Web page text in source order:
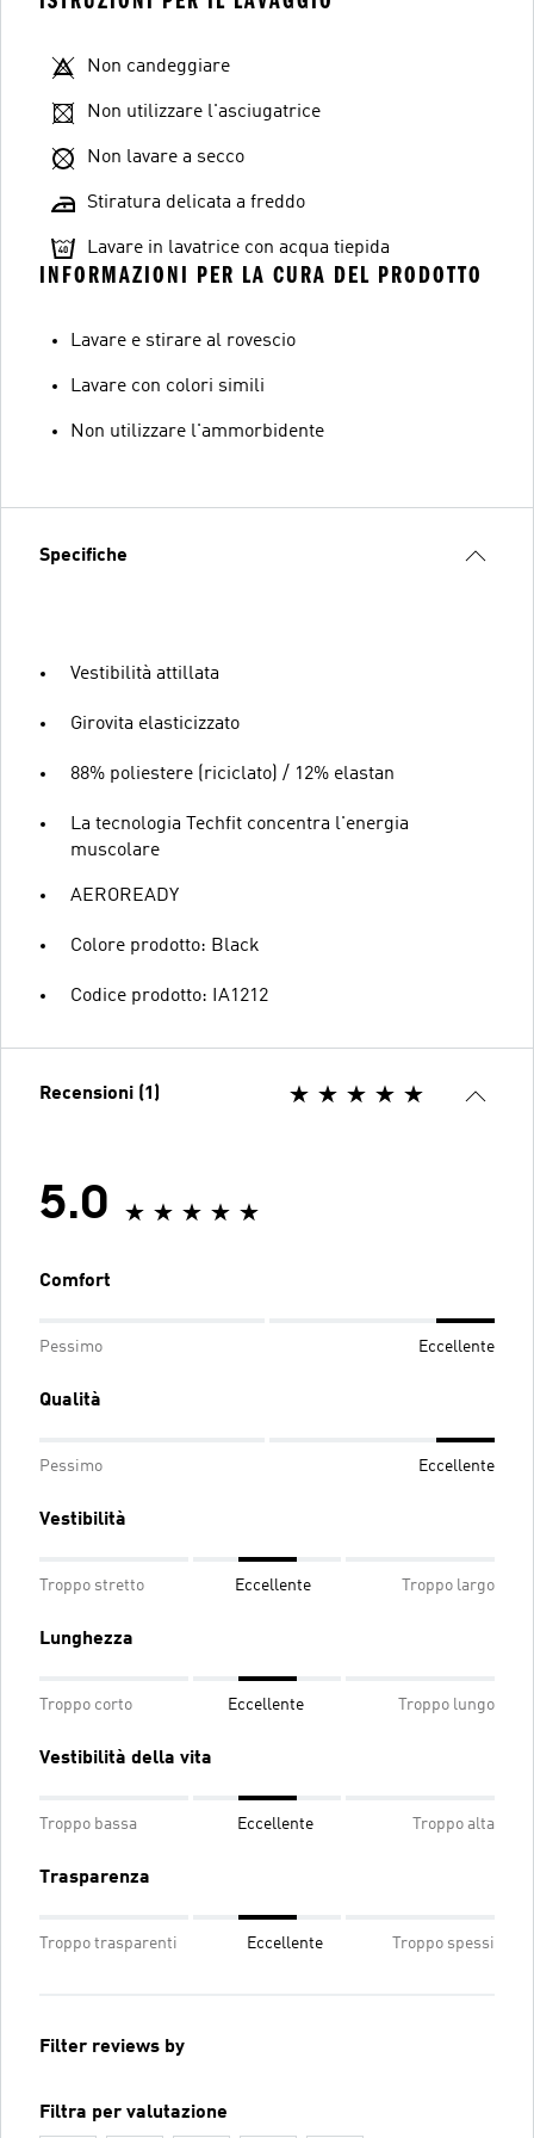
Non candeggiare
Non utilizzare l'asciugatrice
Non lavare a secco
Stiratura delicata a freddo
Lavare in lavatrice con acqua tiepida
INFORMAZIONI PER LA CURA DEL PRODOTTO
Lavare e stirare al rovescio
Lavare con colori simili
Non utilizzare l'ammorbidente
Specifiche
Vestibilità attillata
Girovita elasticizzato
88% poliestere (riciclato) / 12% elastan
La tecnologia Techfit concentra l'energia
muscolare
AEROREADY
Colore prodotto: Black
Codice prodotto: IA1212
Recensioni (1)
5.0
Comfort
Pessimo Eccellente
Qualità
Pessimo Eccellente
Vestibilità
Troppo stretto Eccellente Troppo largo
Lunghezza
Troppo corto Eccellente Troppo lungo
Vestibilità della vita
Troppo bassa Eccellente Troppo alta
Trasparenza
Troppo trasparenti Eccellente Troppo spessi
Filter reviews by
Filtra per valutazione